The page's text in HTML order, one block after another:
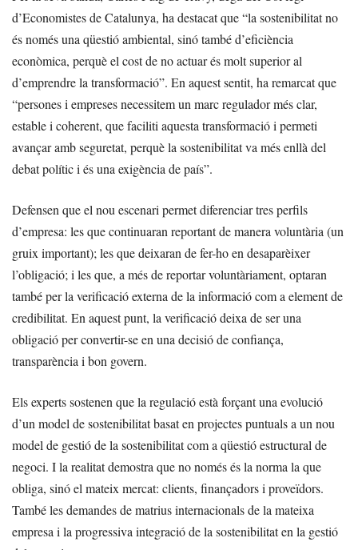
d’Economistes de Catalunya, ha destacat que “la sostenibilitat no
és només una qüestió ambiental, sinó també d’eficiència
econòmica, perquè el cost de no actuar és molt superior al
d’emprendre la transformació”. En aquest sentit, ha remarcat que
“persones i empreses necessitem un marc regulador més clar,
estable i coherent, que faciliti aquesta transformació i permeti
avançar amb seguretat, perquè la sostenibilitat va més enllà del
debat polític i és una exigència de país”.
Defensen que el nou escenari permet diferenciar tres perfils
d’empresa: les que continuaran reportant de manera voluntària (un
gruix important); les que deixaran de fer-ho en desaparèixer
l’obligació; i les que, a més de reportar voluntàriament, optaran
també per la verificació externa de la informació com a element de
credibilitat. En aquest punt, la verificació deixa de ser una
obligació per convertir-se en una decisió de confiança,
transparència i bon govern.
Els experts sostenen que la regulació està forçant una evolució
d’un model de sostenibilitat basat en projectes puntuals a un nou
model de gestió de la sostenibilitat com a qüestió estructural de
negoci. I la realitat demostra que no només és la norma la que
obliga, sinó el mateix mercat: clients, finançadors i proveïdors.
També les demandes de matrius internacionals de la mateixa
empresa i la progressiva integració de la sostenibilitat en la gestió